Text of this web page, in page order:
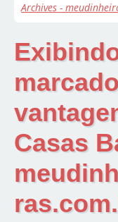
Archives -
Casas